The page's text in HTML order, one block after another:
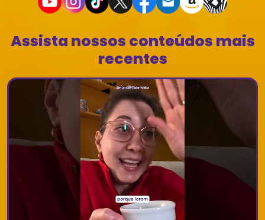
Assista nossos conteúdos mais
recentes